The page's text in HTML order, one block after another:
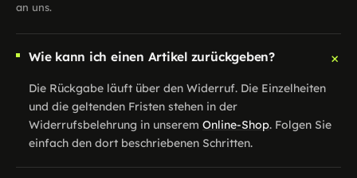
an uns.
Wie kann ich einen Artikel zurückgeben? +
Die Rückgabe läuft über den Widerruf. Die Einzelheiten
und die geltenden Fristen stehen in der
Widerrufsbelehrung in unserem Online-Shop. Folgen Sie
einfach den dort beschriebenen Schritten.